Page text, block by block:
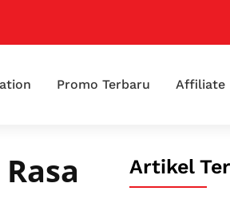
Promo Terbaru Affiliate
Artikel